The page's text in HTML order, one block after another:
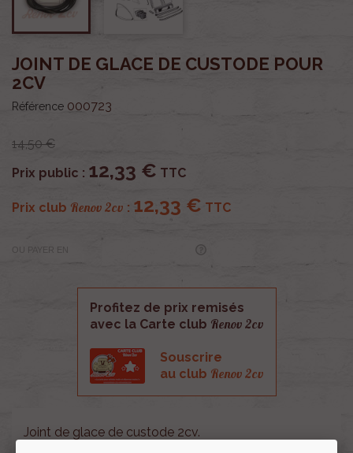
JOINT DE GLACE DE CUSTODE POUR
2CV
Référence 000723
14,50 €
Prix public : 12,33 € TTC
Prix club Renov 2cv : 12,33 € TTC
OU PAYER EN
Profitez de prix remisés
avec la Carte club Renov 2cv
Souscrire
au club Renov 2cv
Joint de glace de custode 2cv.